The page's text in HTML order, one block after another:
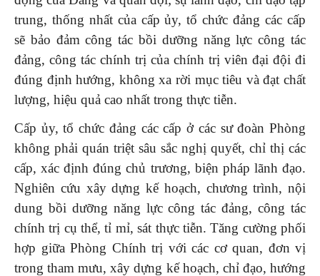
trung, thống nhất của cấp ủy, tổ chức đảng các cấp
sẽ bảo đảm công tác bồi dưỡng năng lực công tác
đảng, công tác chính trị của chính trị viên đại đội đi
đúng định hướng, không xa rời mục tiêu và đạt chất
lượng, hiệu quả cao nhất trong thực tiễn.
Cấp ủy, tổ chức đảng các cấp ở các sư đoàn Phòng
không phải quán triệt sâu sắc nghị quyết, chỉ thị các
cấp, xác định đúng chủ trương, biện pháp lãnh đạo.
Nghiên cứu xây dựng kế hoạch, chương trình, nội
dung bồi dưỡng năng lực công tác đảng, công tác
chính trị cụ thể, tỉ mỉ, sát thực tiễn. Tăng cường phối
hợp giữa Phòng Chính trị với các cơ quan, đơn vị
trong tham mưu, xây dựng kế hoạch, chỉ đạo, hướng